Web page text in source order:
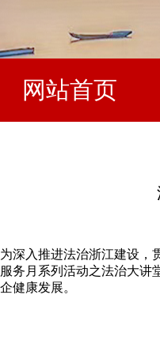
网站首页
为深入推进法治浙江建设，
服务月系列活动之法治大讲
企健康发展。